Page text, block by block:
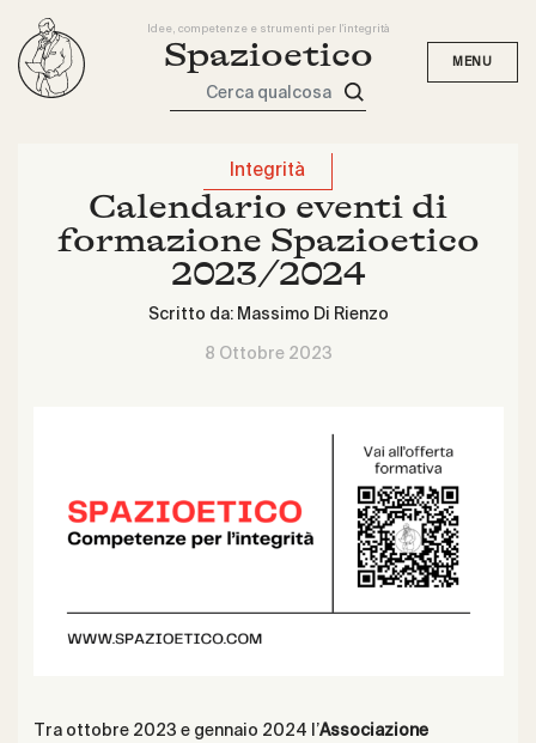
Idee, competenze e strumenti per l'integrità
Spazioetico
Cerca qualcosa
Integrità
Calendario eventi di
formazione Spazioetico
2023/2024
Scritto da: Massimo Di Rienzo
8 Ottobre 2023
Tra ottobre 2023 e gennaio 2024 l’Associazione